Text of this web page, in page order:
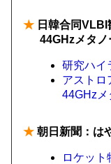
★ 日韓合同
44GHzメタ
研究ハイ
アストロ
44GHzメ
★ 朝日新聞：は
ロケッ